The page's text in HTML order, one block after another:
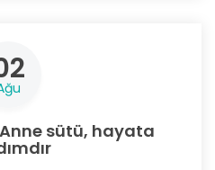
sütü, hayata